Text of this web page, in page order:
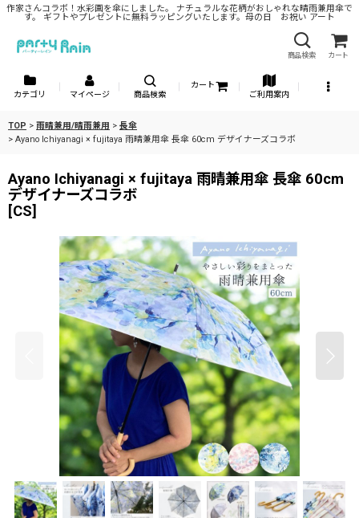
作家さんコラボ！水彩画を傘にしました。 ナチュラルな花柄がおしゃれな晴雨兼用傘で
す。 ギフトやプレゼントに無料ラッピングいたします。母の日 お祝い アート
商品検索 カート
カテゴリ マイページ 商品検索
カート
ご利用案内
TOP > 雨晴兼用/晴雨兼用 > 長傘
> Ayano Ichiyanagi × fujitaya 雨晴兼用傘 長傘 60cm デザイナーズコラボ
Ayano Ichiyanagi × fujitaya 雨晴兼用傘 長傘 60cm
デザイナーズコラボ
[CS]